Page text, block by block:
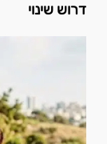
דרוש שינוי